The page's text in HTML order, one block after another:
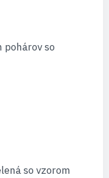
pohárov so
so vzorom